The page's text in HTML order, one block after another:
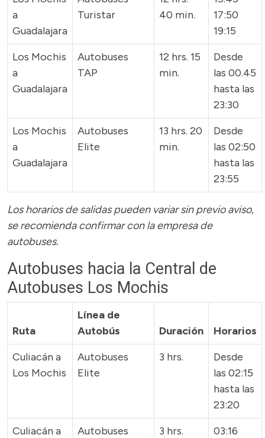
a
Guadalajara
Turistar
40 min.
17:50
19:15
Los Mochis
a
Guadalajara
Autobuses
TAP
12 hrs. 15
min.
Desde
las 00.45
hasta las
23:30
Los Mochis
a
Guadalajara
Autobuses
Elite
13 hrs. 20
min.
Desde
las 02:50
hasta las
23:55
Los horarios de salidas pueden variar sin previo aviso,
se recomienda confirmar con la empresa de
autobuses.
Autobuses hacia la Central de
Autobuses Los Mochis
Ruta
Línea de
Autobús
Duración
Horarios
Culiacán a
Los Mochis
Autobuses
Elite
3 hrs.
Desde
las 02:15
hasta las
23:20
Culiacán a
Autobuses
3 hrs.
03:16